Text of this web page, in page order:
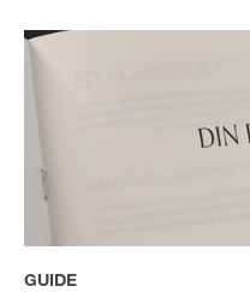
GUIDE